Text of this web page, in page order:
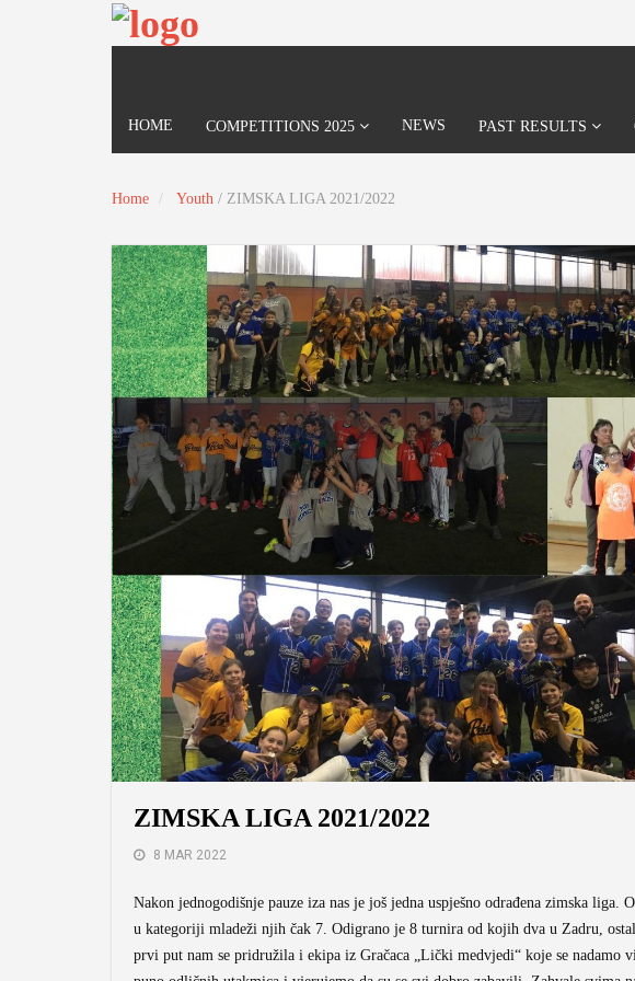
HOME COMPETITIONS 2025 NEWS PAST RESULTS
Home Youth / ZIMSKA LIGA 2021/2022
ZIMSKA LIGA 2021/2022
8 MAR 2022
Nakon jednogodišnje pauze iza nas je još jedna uspješno odrađena zimska
u kategoriji mladeži njih čak 7. Odigrano je 8 turnira od kojih dva u Zadru,
prvi put nam se pridružila i ekipa iz Gračaca „Lički medvjedi“ koje se nadamo